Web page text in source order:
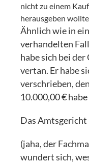
nicht zu einem
herausgeben wollte.
Ähnlich wie in
verhandelten
habe sich bei
vertan. Er habe
verschrieben,
10.000,00 €
Das Amtsgericht
(jaha, der
wundert sich,